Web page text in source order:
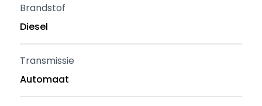
Brandstof
Diesel
Transmissie
Automaat